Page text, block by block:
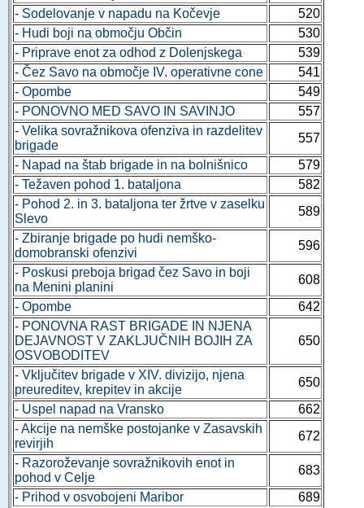
- Sodelovanje v napadu na Kočevje
520
- Hudi boji na območju Občin
530
- Priprave enot za odhod z Dolenjskega
539
- Čez Savo na območje IV. operativne cone
541
- Opombe
549
- PONOVNO MED SAVO IN SAVINJO
557
- Velika sovražnikova ofenziva in razdelitev
brigade
557
- Napad na štab brigade in na bolnišnico
579
- Težaven pohod 1. bataljona
582
- Pohod 2. in 3. bataljona ter žrtve v zaselku
Slevo
589
- Zbiranje brigade po hudi nemško-
domobranski ofenzivi
596
- Poskusi preboja brigad čez Savo in boji
na Menini planini
608
- Opombe
642
- PONOVNA RAST BRIGADE IN NJENA
DEJAVNOST V ZAKLJUČNIH BOJIH ZA
OSVOBODITEV
650
- Vključitev brigade v XIV. divizijo, njena
preureditev, krepitev in akcije
650
- Uspel napad na Vransko
662
- Akcije na nemške postojanke v Zasavskih
revirjih
672
- Razoroževanje sovražnikovih enot in
pohod v Celje
683
- Prihod v osvobojeni Maribor
689